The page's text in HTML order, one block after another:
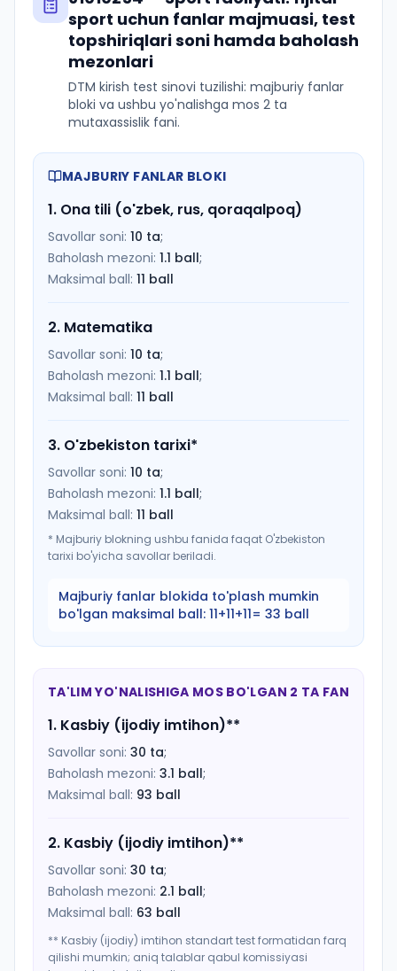
sport uchun fanlar majmuasi, test
topshiriqlari soni hamda baholash
mezonlari
DTM kirish test sinovi tuzilishi: majburiy fanlar
bloki va ushbu yo'nalishga mos 2 ta
mutaxassislik fani.
MAJBURIY FANLAR BLOKI
1. Ona tili (o'zbek, rus, qoraqalpoq)
Savollar soni: 10 ta;
Baholash mezoni: 1.1 ball;
Maksimal ball: 11 ball
2. Matematika
Savollar soni: 10 ta;
Baholash mezoni: 1.1 ball;
Maksimal ball: 11 ball
3. O'zbekiston tarixi*
Savollar soni: 10 ta;
Baholash mezoni: 1.1 ball;
Maksimal ball: 11 ball
* Majburiy blokning ushbu fanida faqat O'zbekiston
tarixi bo'yicha savollar beriladi.
Majburiy fanlar blokida to'plash mumkin
bo'lgan maksimal ball: 11+11+11= 33 ball
TA'LIM YO'NALISHIGA MOS BO'LGAN 2 TA FAN
1. Kasbiy (ijodiy imtihon)**
Savollar soni: 30 ta;
Baholash mezoni: 3.1 ball;
Maksimal ball: 93 ball
2. Kasbiy (ijodiy imtihon)**
Savollar soni: 30 ta;
Baholash mezoni: 2.1 ball;
Maksimal ball: 63 ball
** Kasbiy (ijodiy) imtihon standart test formatidan farq
qilishi mumkin; aniq talablar qabul komissiyasi